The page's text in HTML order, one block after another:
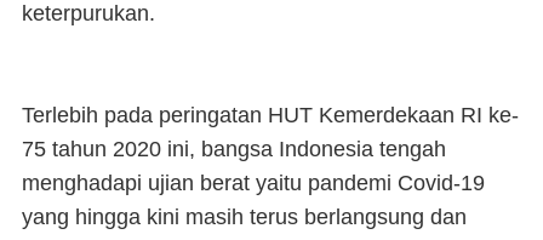
keterpurukan.
Terlebih pada peringatan HUT Kemerdekaan RI ke-
75 tahun 2020 ini, bangsa Indonesia tengah
menghadapi ujian berat yaitu pandemi Covid-19
yang hingga kini masih terus berlangsung dan